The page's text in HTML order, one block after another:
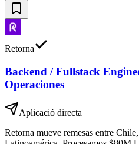
Retorna
Backend / Fullstack
Operaciones
Aplicació directa
Retorna mueve remesas entre